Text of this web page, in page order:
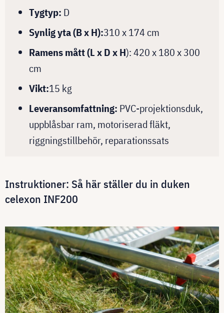
Tygtyp: D
Synlig yta (B x H):310 x 174 cm
Ramens mått (L x D x H): 420 x 180 x 300
cm
Vikt:15 kg
Leveransomfattning: PVC-projektionsduk,
uppblåsbar ram, motoriserad fläkt,
riggningstillbehör, reparationssats
Instruktioner: Så här ställer du in duken
celexon INF200